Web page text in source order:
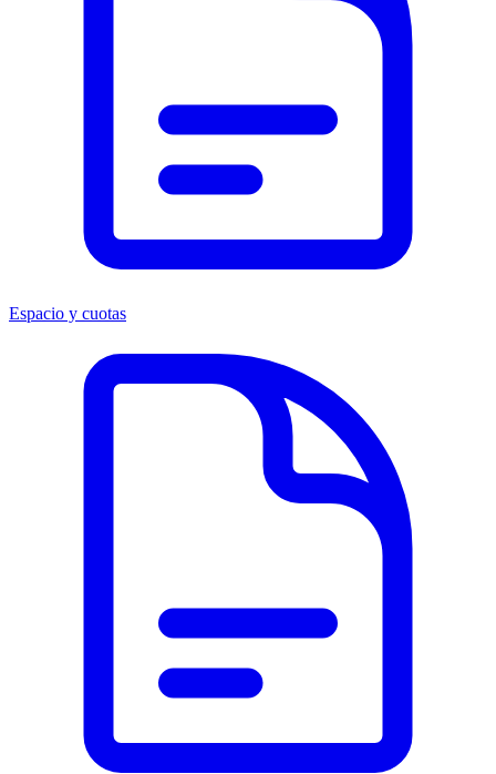
Espacio y cuotas